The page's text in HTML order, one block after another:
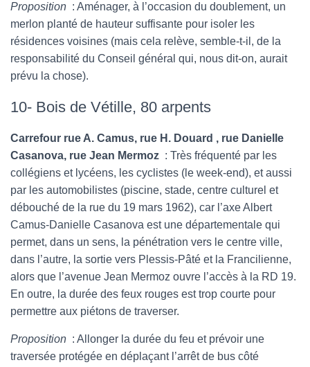
Proposition : Aménager, à l’occasion du doublement, un
merlon planté de hauteur suffisante pour isoler les
résidences voisines (mais cela relève, semble-t-il, de la
responsabilité du Conseil général qui, nous dit-on, aurait
prévu la chose).
10- Bois de Vétille, 80 arpents
Carrefour rue A. Camus, rue H. Douard , rue Danielle
Casanova, rue Jean Mermoz : Très fréquenté par les
collégiens et lycéens, les cyclistes (le week-end), et aussi
par les automobilistes (piscine, stade, centre culturel et
débouché de la rue du 19 mars 1962), car l’axe Albert
Camus-Danielle Casanova est une départementale qui
permet, dans un sens, la pénétration vers le centre ville,
dans l’autre, la sortie vers Plessis-Pâté et la Francilienne,
alors que l’avenue Jean Mermoz ouvre l’accès à la RD 19.
En outre, la durée des feux rouges est trop courte pour
permettre aux piétons de traverser.
Proposition : Allonger la durée du feu et prévoir une
traversée protégée en déplaçant l’arrêt de bus côté